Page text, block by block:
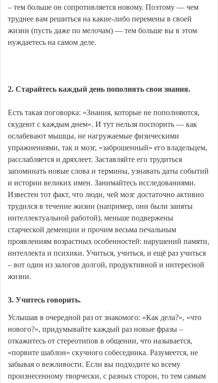
– тем больше он сопротивляется новому. Поэтому — чем
труднее вам решиться на какие-либо перемены в своей
жизни (пусть даже по мелочам) — тем больше вы в этом
нуждаетесь на самом деле.
2. Старайтесь каждый день пополнять свои знания.
Есть такая поговорка: «Знания, которые не пополняются,
скудеют с каждым днем». И тут нельзя поспорить — как
ослабевают мышцы, не нагружаемые физическими
упражнениями, так и мозг, «заброшенный» его владельцем,
расслабляется и дряхлеет. Заставляйте его трудиться
запоминать новые слова и термины, узнавать даты событий
и истории великих имен. Занимайтесь исследованиями.
Известен тот факт, что люди, чей мозг достаточно активно
трудился в течение жизни (например, они были заняты
интеллектуальной работой), меньше подвержены
старческой деменции и прочим весьма печальным
проявлениям возрастных особенностей: нарушений памяти,
интеллекта и психики. Учиться, учиться, и ещё раз учиться
– вот один из залогов долгой, продуктивной и интересной
жизни.
3. Учитесь говорить.
Услышав в очередной раз от знакомого: «Как дела?», «что
нового?», придумывайте каждый раз новые фразы –
откажитесь от стереотипов в общении, что называется,
«порвите шаблон» скучного собеседника. Разумеется, не
забывая о вежливости. Если вы подходите ко всему
произнесенному творчески, с разных сторон, то тем самым